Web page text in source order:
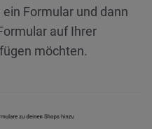
Formular und dann
auf Ihrer
möchten.